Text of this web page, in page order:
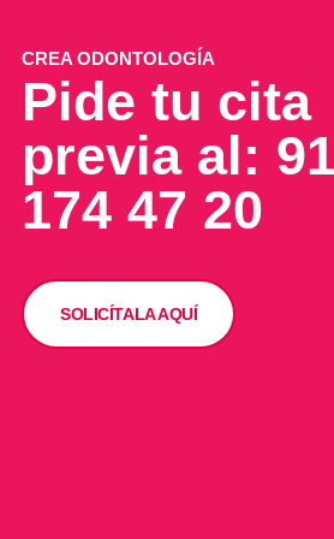
CREA ODONTOLOGÍA
Pide tu cita
previa al:
174 47 20
SOLICÍTALA AQUÍ